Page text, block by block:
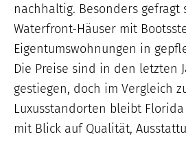
nachhaltig. Besonders gefragt
Waterfront-Häuser mit
Eigentumswohnungen in
Die Preise sind in den letzten
gestiegen, doch im Vergleich
Luxusstandorten bleibt
mit Blick auf Qualität,